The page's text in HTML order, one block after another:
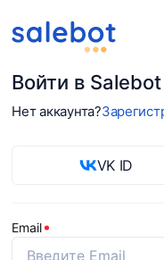
Войти в Salebot
Нет аккаунта?
VK ID
Email